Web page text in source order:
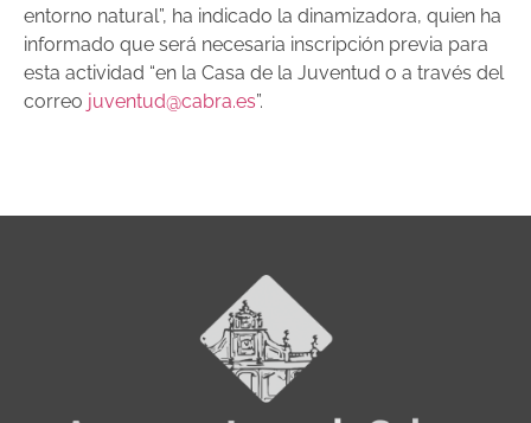
entorno natural”, ha indicado la dinamizadora, quien ha
informado que será necesaria inscripción previa para
esta actividad “en la Casa de la Juventud o a través del
correo juventud@cabra.es”.